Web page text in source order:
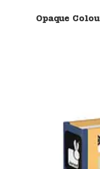
Opaque